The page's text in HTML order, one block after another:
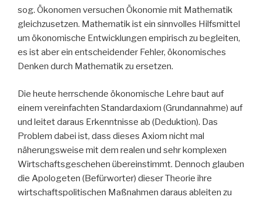
sog. Ökonomen versuchen Ökonomie mit Mathematik
gleichzusetzen. Mathematik ist ein sinnvolles Hilfsmittel
um ökonomische Entwicklungen empirisch zu begleiten,
es ist aber ein entscheidender Fehler, ökonomisches
Denken durch Mathematik zu ersetzen.
Die heute herrschende ökonomische Lehre baut auf
einem vereinfachten Standardaxiom (Grundannahme) auf
und leitet daraus Erkenntnisse ab (Deduktion). Das
Problem dabei ist, dass dieses Axiom nicht mal
näherungsweise mit dem realen und sehr komplexen
Wirtschaftsgeschehen übereinstimmt. Dennoch glauben
die Apologeten (Befürworter) dieser Theorie ihre
wirtschaftspolitischen Maßnahmen daraus ableiten zu